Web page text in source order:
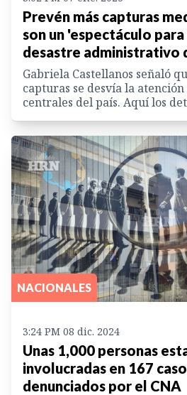
Prevén más capturas
son un 'espectáculo
desastre administrativo
Gabriela Castellanos señaló
capturas se desvía la
centrales del país. Aquí los
NACIONALES
3:24 PM 08 dic. 2024
Unas 1,000 personas
involucradas en 167
denunciados por el CNA